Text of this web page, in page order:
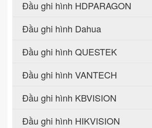
Đầu ghi hình HDPARAGON
Đầu ghi hình Dahua
Đầu ghi hình QUESTEK
Đầu ghi hình VANTECH
Đầu ghi hình KBVISION
Đầu ghi hình HIKVISION